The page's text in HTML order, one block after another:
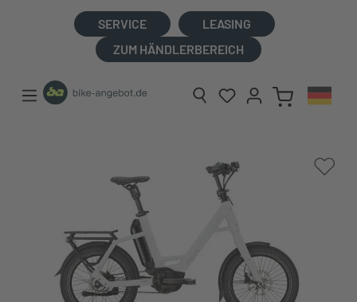
SERVICE
LEASING
ZUM HÄNDLERBEREICH